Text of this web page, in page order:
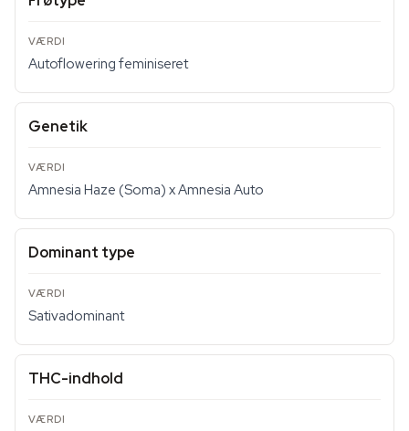
Autoflowering feminiseret
Genetik
Amnesia Haze (Soma) x Amnesia Auto
Dominant type
Sativadominant
THC-indhold